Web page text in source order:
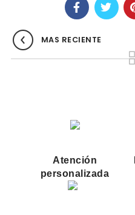
MAS RECIENTE
Atención
personalizada